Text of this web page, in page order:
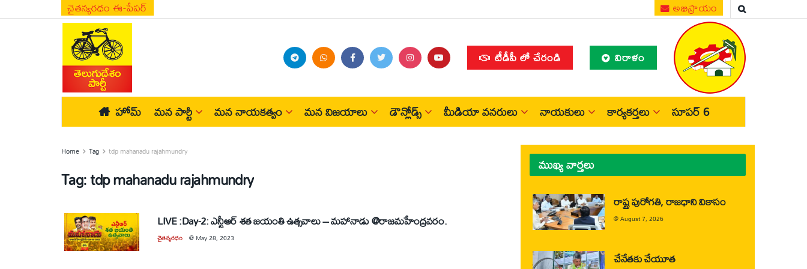
చైతన్యరధం ఈ-పేపర్ అభిప్రాయం
టీడీపీ లో చేరండి విరాళం
హోమ్ మన పార్టీ మన నాయకత్వం మన విజయాలు డౌన్లోడ్స్ మీడియా వనరులు నాయకులు కార్యకర్తలు సూపర్ 6
Home Tag tdp mahanadu rajahmundry
Tag:tdp mahanadu rajahmundry
LIVE :Day-2: ఎన్టీఆర్ శత జయంతి ఉత్సవాలు – మహానాడు @రాజమహేంద్రవరం.
చైతన్యరధం @ May 28, 2023
ముఖ్య వార్తలు
రాష్ట్ర పురోగతి, రాజధాని వికాసం
@August 7, 2026
చేనేతకు చేయూత